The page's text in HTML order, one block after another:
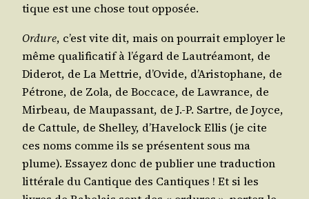
tique est une chose tout opposée.
Ordure, c’est vite dit, mais on pour­rait employer le
même qua­li­fi­ca­tif à l’é­gard de Lau­tréa­mont, de
Dide­rot, de La Met­trie, d’O­vide, d’A­ris­to­phane, de
Pétrone, de Zola, de Boc­cace, de Lawrance, de
Mir­beau, de Mau­pas­sant, de J.-P. Sartre, de Joyce,
de Cat­tule, de Shel­ley, d’Ha­ve­lock Ellis (je cite
ces noms comme ils se pré­sentent sous ma
plume). Essayez donc de publier une tra­duc­tion
lit­té­rale du Can­tique des Can­tiques ! Et si les